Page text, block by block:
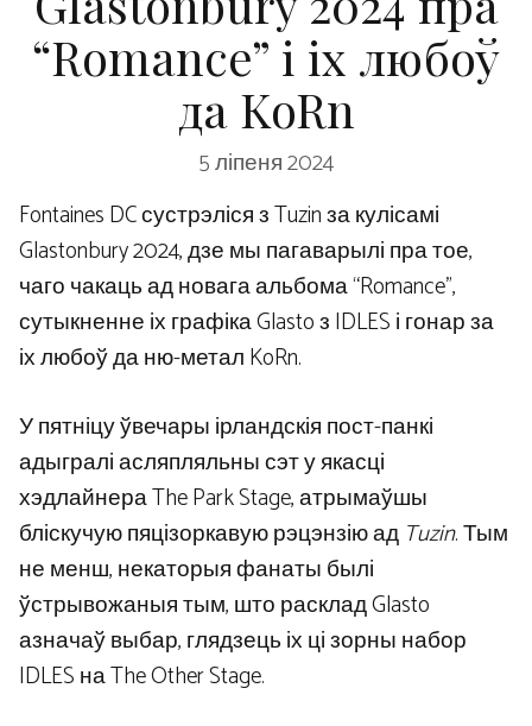
“Romance” і іх любоў
да KoRn
5 ліпеня 2024
Fontaines DC сустрэліся з Tuzin за кулісамі
Glastonbury 2024, дзе мы пагаварылі пра тое,
чаго чакаць ад новага альбома “Romance”,
сутыкненне іх графіка Glasto з IDLES і гонар за
іх любоў да ню-метал KoRn.
У пятніцу ўвечары ірландскія пост-панкі
адыгралі асляпляльны сэт у якасці
хэдлайнера The Park Stage, атрымаўшы
бліскучую пяцізоркавую рэцэнзію ад Tuzin. Тым
не менш, некаторыя фанаты былі
ўстрывожаныя тым, што расклад Glasto
азначаў выбар, глядзець іх ці зорны набор
IDLES на The Other Stage.